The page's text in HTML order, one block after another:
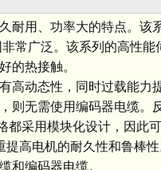
耐用、功率大的特点。
常广泛。该系列的高性
的热接触。
高动态性，同时过载能
则无需使用编码器电缆
都采用模块化设计，因此
提高电机的耐久性和鲁棒
和编码器电缆。